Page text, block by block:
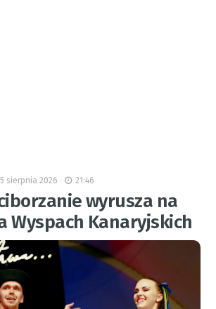
5 sierpnia 2026 21:46
wyrusza na
Wyspach Kanaryjskich